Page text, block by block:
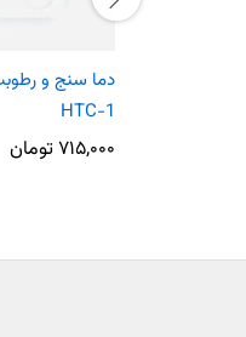
دما سنج و
HTC-1
۷۱۵,۰۰۰تومان